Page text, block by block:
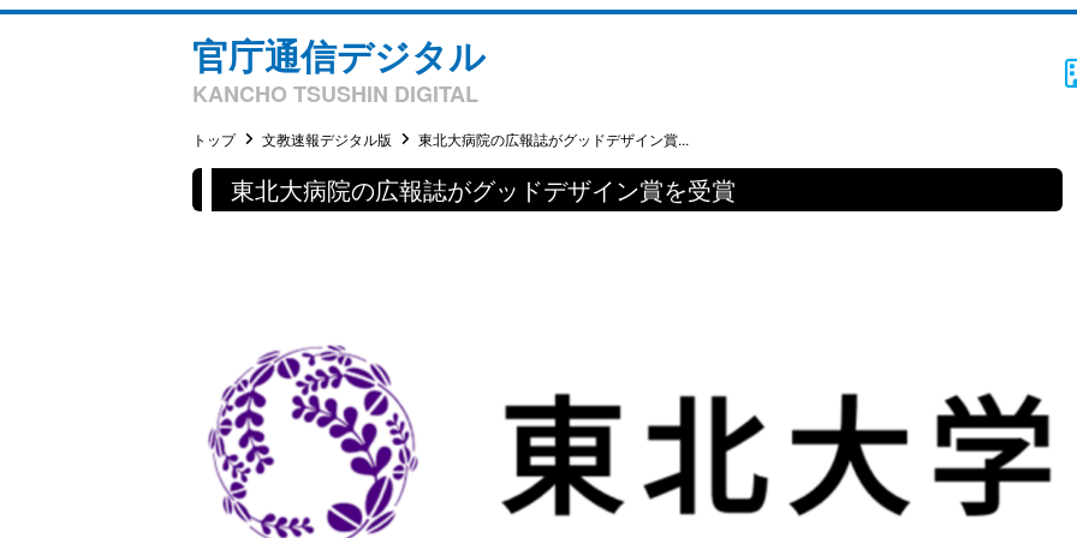
官庁通信デジタル
KANCHO TSUSHIN DIGITAL
トップ 文教速報デジタル版 東北大病院の広報誌がグッドデザイン賞...
東北大病院の広報誌がグッドデザイン賞を受賞